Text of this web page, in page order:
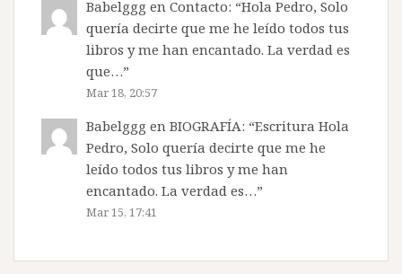
Babelggg en Contacto: “Hola Pedro, Solo
quería decirte que me he leído todos tus
libros y me han encantado. La verdad es
que…”
Mar 18, 20:57
Babelggg en BIOGRAFÍA: “Escritura Hola
Pedro, Solo quería decirte que me he
leído todos tus libros y me han
encantado. La verdad es…”
Mar 15, 17:41